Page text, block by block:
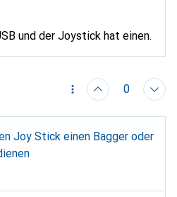
und der Joystick hat einen.
0
Joy Stick einen Bagger oder